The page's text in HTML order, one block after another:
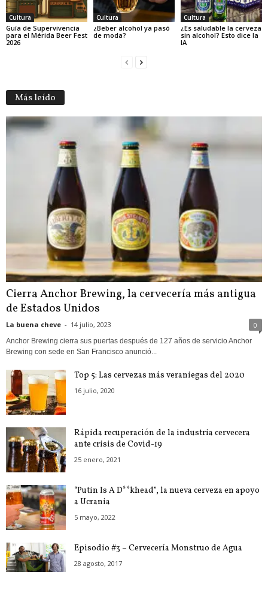
Cultura
Guía de Supervivencia
para el Mérida Beer Fest
2026
Cultura
¿Beber alcohol ya pasó
de moda?
Cultura
¿Es saludable la cerveza
sin alcohol? Esto dice la
IA
Más leído
Cierra Anchor Brewing, la cervecería más antigua
de Estados Unidos
La buena cheve - 14 julio, 2023 0
Anchor Brewing cierra sus puertas después de 127 años de servicio Anchor
Brewing con sede en San Francisco anunció...
Top 5: Las cervezas más veraniegas del 2020
16 julio, 2020
Rápida recuperación de la industria cervecera
ante crisis de Covid-19
25 enero, 2021
“Putin Is A D**khead”, la nueva cerveza en apoyo
a Ucrania
5 mayo, 2022
Episodio #3 – Cervecería Monstruo de Agua
28 agosto, 2017